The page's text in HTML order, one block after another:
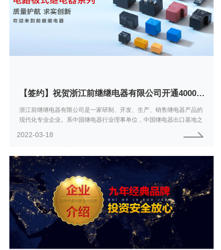
【签约】祝贺浙江前继继电器有限公司开通4000087808服务热线欢迎咨询继电器产品
浙江前继继电器有限公司是一家研制、开发、生产、销售继电器产品的
现代化专业企业。系中国继电器行业理事单位，中国继电器出口基地之
多年的...
2022-03-18